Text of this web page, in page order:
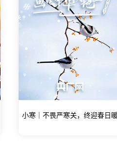
小寒｜不畏严寒关，终迎春日